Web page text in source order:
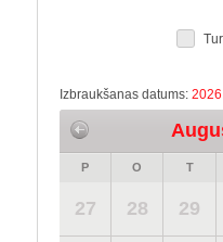
Izbraukšanas datums:
P O T
27 28 29